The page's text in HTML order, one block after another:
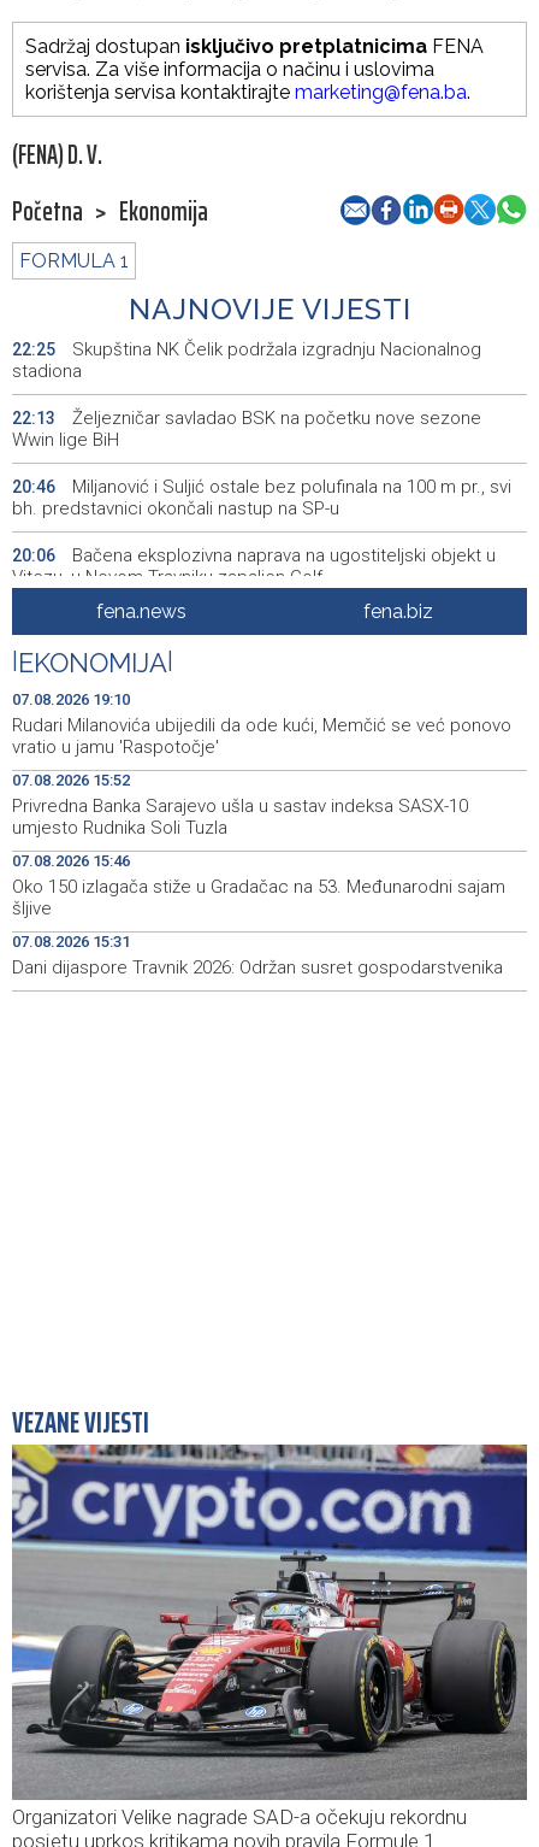
Sadržaj dostupan isključivo pretplatnicima FENA
servisa. Za više informacija o načinu i uslovima
korištenja servisa kontaktirajte marketing@fena.ba.
(FENA) D. V.
Početna > Ekonomija
FORMULA 1
NAJNOVIJE VIJESTI
22:25
Skupština NK Čelik podržala izgradnju Nacionalnog
stadiona
22:13
Željezničar savladao BSK na početku nove sezone
Wwin lige BiH
20:46
Miljanović i Suljić ostale bez polufinala na 100 m pr., svi
bh. predstavnici okončali nastup na SP-u
20:06
Bačena eksplozivna naprava na ugostiteljski objekt u
Vitezu, u Novom Travniku zapaljen Golf
Galerija ULUPUBiH otvara novu izlagačku sezonu,
predstavlja novi izlagački program
19:44 Faris Dževahirić novi nogometaš Veleža
19:21 Announcement of events for Saturday, 8 August 2026
19:10
Rudari Milanovića ubijedili da ode kući, Memčić se već
ponovo vratio u jamu 'Raspotočje'
19:03
Sarajevo Film Festival presents Kinoscope and
Kinoscope Surreal programs
19:00
fena.news fena.biz
EKONOMIJA
07.08.2026 19:10
Rudari Milanovića ubijedili da ode kući, Memčić se već ponovo
vratio u jamu 'Raspotočje'
07.08.2026 15:52
Privredna Banka Sarajevo ušla u sastav indeksa SASX-10
umjesto Rudnika Soli Tuzla
07.08.2026 15:46
Oko 150 izlagača stiže u Gradačac na 53. Međunarodni sajam
šljive
07.08.2026 15:31
Dani dijaspore Travnik 2026: Održan susret gospodarstvenika
VEZANE VIJESTI
Organizatori Velike nagrade SAD-a očekuju rekordnu
posjetu uprkos kritikama novih pravila Formule 1